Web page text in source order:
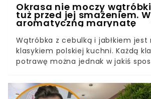
Okrasa nie moczy
tuż przed jej smażeniem.
aromatyczną marynatę
Wątróbka z cebulką i jabłkiem
klasykiem polskiej kuchni. Każdą
potrawę można jednak w jakiś
w moczeniu wątróbki w mleku.
marynuje ją w czosnku i